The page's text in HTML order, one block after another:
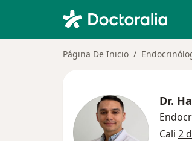
Página De Inicio
Dr.
Cali 2